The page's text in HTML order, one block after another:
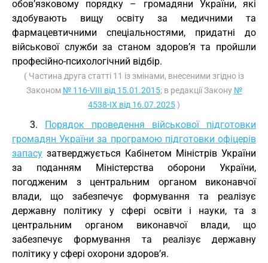
обов’язковому порядку – громадяни України, які
здобувають вищу освіту за медичними та
фармацевтичними спеціальностями, придатні до
військової служби за станом здоров’я та пройшли
професійно-психологічний відбір.
( Частина друга статті 11 із змінами, внесеними згідно із
Законом № 116-VIII від 15.01.2015; в редакції Закону №
4538-IX від 16.07.2025)
3. Порядок проведення військової підготовки
громадян України за програмою підготовки офіцерів
запасу затверджується Кабінетом Міністрів України
за поданням Міністерства оборони України,
погодженим з центральним органом виконавчої
влади, що забезпечує формування та реалізує
державну політику у сфері освіти і науки, та з
центральним органом виконавчої влади, що
забезпечує формування та реалізує державну
політику у сфері охорони здоров’я.